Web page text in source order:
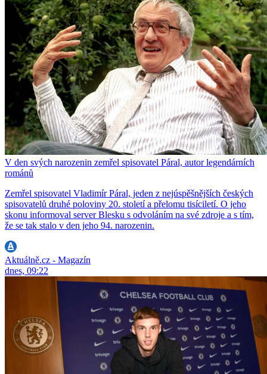
V den svých narozenin zemřel spisovatel Páral, autor legendárních
románů
Zemřel spisovatel Vladimír Páral, jeden z nejúspěšnějších českých
spisovatelů druhé poloviny 20. století a přelomu tisíciletí. O jeho
skonu informoval server Blesku s odvoláním na své zdroje a s tím,
že se tak stalo v den jeho 94. narozenin.
Aktuálně.cz - Magazín
dnes, 09:22